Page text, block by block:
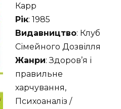
Карр
Рік: 1985
Видавництво: Клуб
Сімейного Дозвілля
Жанри: Здоров’я і
правильне
харчування,
Психоаналіз /